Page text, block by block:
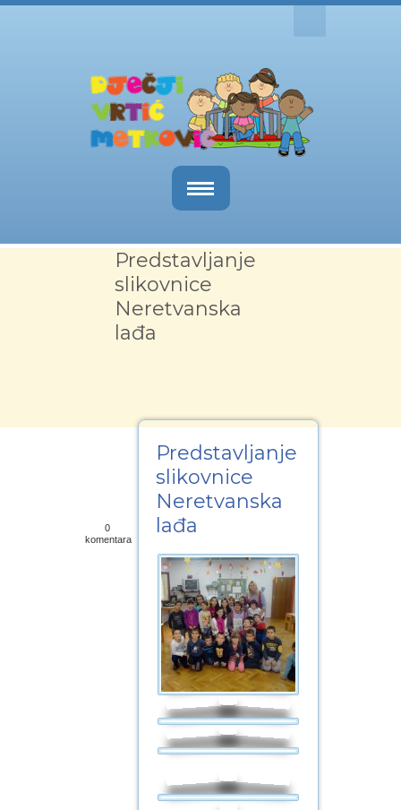
O nama
Obavijesti
e-Vrtić
Predstavljanje
slikovnice
Neretvanska
lađa
0
komentara
Predstavljanje
slikovnice
Neretvanska
lađa